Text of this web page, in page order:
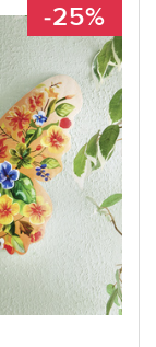
-25%